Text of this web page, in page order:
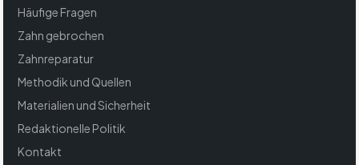
Häufige Fragen
Zahn gebrochen
Zahnreparatur
Methodik und Quellen
Materialien und Sicherheit
Redaktionelle Politik
Kontakt